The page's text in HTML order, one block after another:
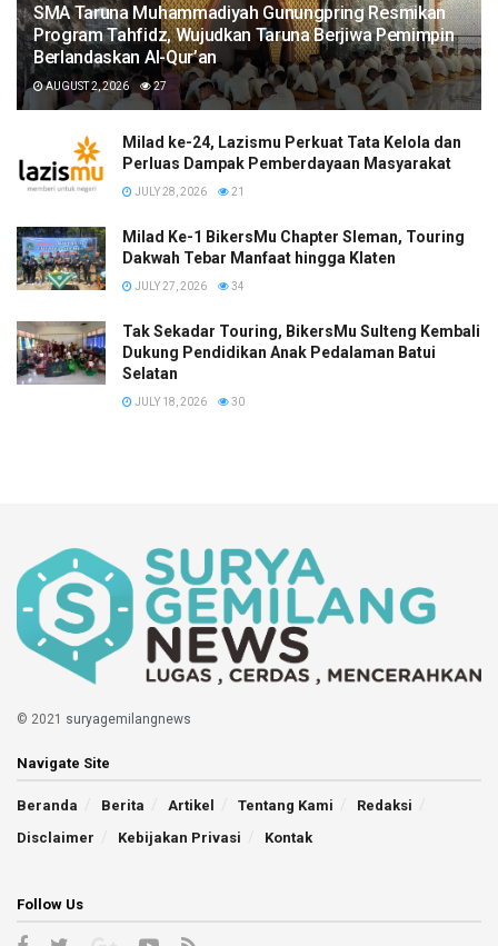
SMA Taruna Muhammadiyah Gunungpring Resmikan
Program Tahfidz, Wujudkan Taruna Berjiwa Pemimpin
Berlandaskan Al-Qur’an
AUGUST 2, 2026 27
Milad ke-24, Lazismu Perkuat Tata Kelola dan
Perluas Dampak Pemberdayaan Masyarakat
JULY 28, 2026 21
Milad Ke-1 BikersMu Chapter Sleman, Touring
Dakwah Tebar Manfaat hingga Klaten
JULY 27, 2026 34
Tak Sekadar Touring, BikersMu Sulteng Kembali
Dukung Pendidikan Anak Pedalaman Batui
Selatan
JULY 18, 2026 30
© 2021 suryagemilangnews
Navigate Site
Beranda Berita Artikel Tentang Kami
Redaksi
Disclaimer
Kebijakan Privasi Kontak
Follow Us